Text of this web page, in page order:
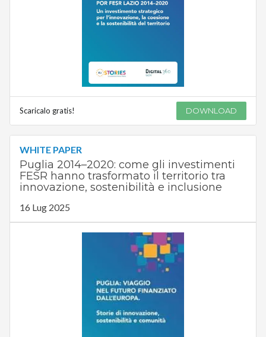
Scaricalo gratis! DOWNLOAD
WHITE PAPER
Puglia 2014–2020: come gli investimenti
FESR hanno trasformato il territorio tra
innovazione, sostenibilità e inclusione
16 Lug 2025